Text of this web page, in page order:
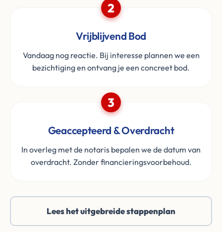
2
Vrijblijvend Bod
Vandaag nog reactie. Bij interesse plannen we een
bezichtiging en ontvang je een concreet bod.
3
Geaccepteerd & Overdracht
In overleg met de notaris bepalen we de datum van
overdracht. Zonder financieringsvoorbehoud.
Lees het uitgebreide stappenplan